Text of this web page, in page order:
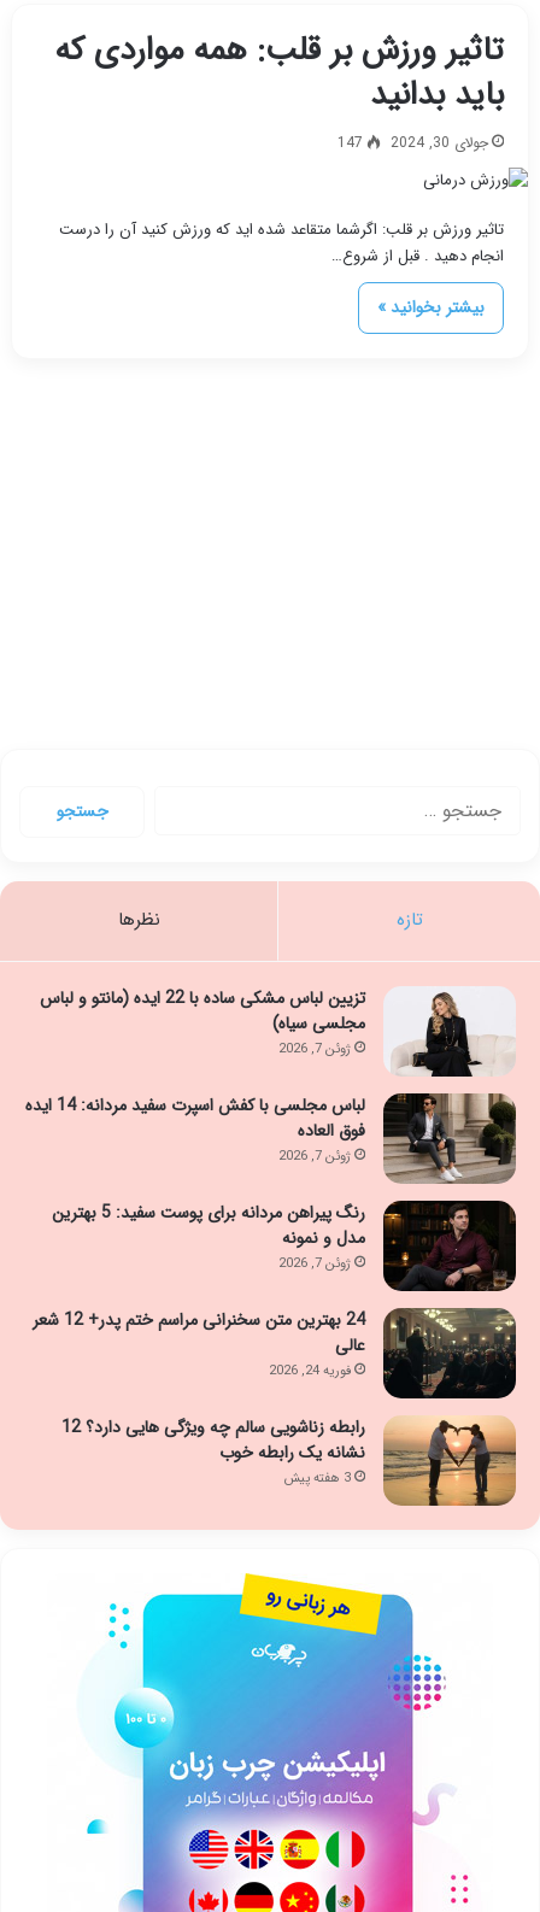
تاثیر ورزش بر قلب: همه مواردی که
باید بدانید
جولای 30, 2024 147
تاثیر ورزش بر قلب: اگرشما متقاعد شده ايد كه ورزش كنيد آن را درست
انجام دهيد . قبل از شروع…
بیشتر بخوانید »
تازه نظرها
تزیین لباس مشکی ساده با 22 ایده (مانتو و لباس
مجلسی سیاه)
ژوئن 7, 2026
لباس مجلسی با کفش اسپرت سفید مردانه: 14 ایده
فوق العاده
ژوئن 7, 2026
رنگ پیراهن مردانه برای پوست سفید: 5 بهترین
مدل و نمونه
ژوئن 7, 2026
24 بهترین متن سخنرانی مراسم ختم پدر+ 12 شعر
عالی
فوریه 24, 2026
رابطه زناشویی سالم چه ویژگی هایی دارد؟ 12
نشانه یک رابطه خوب
3 هفته پیش